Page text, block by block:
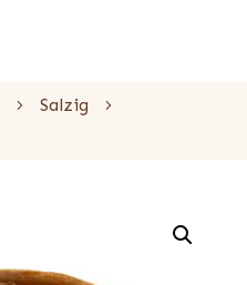
Salzig